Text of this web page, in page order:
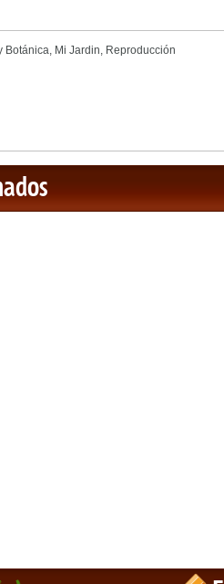
Botánica, Mi Jardin, Reproducción